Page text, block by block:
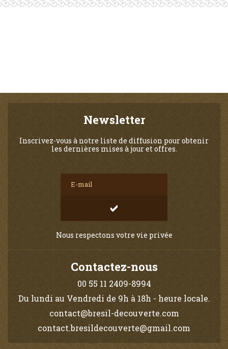
Newsletter
Inscrivez-vous à notre liste de diffusion pour obtenir
les dernières mises à jour et offres.
Nous respectons votre vie privée
Contactez-nous
00 55 11 2409-8994
Du lundi au Vendredi de 9h à 18h - heure locale.
contact@bresil-decouverte.com
contact.bresildecouverte@gmail.com